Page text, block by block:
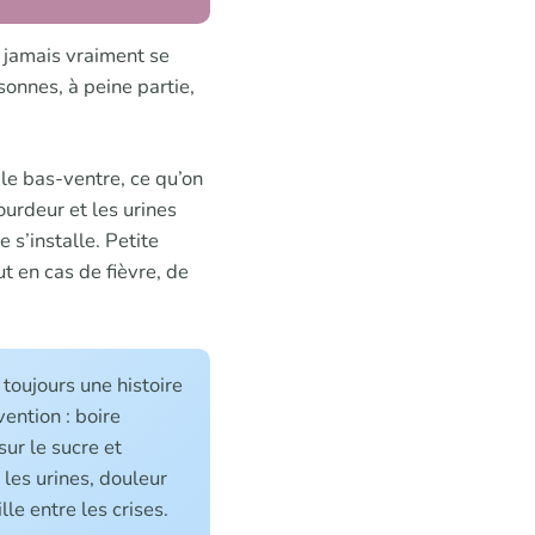
vraiment se
à peine partie,
bas-ventre, ce qu’on
et les urines
s’installe. Petite
en cas de fièvre, de
une histoire
: boire
le sucre et
les urines, douleur
entre les crises.